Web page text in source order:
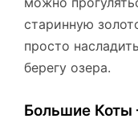
старинную
просто
берегу озера.
Большие